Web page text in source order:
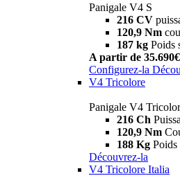
Panigale V4 S
216 CV
120,9 Nm
187 kg Poids
A partir de 35.690€
Configurez-la
V4 Tricolore
Panigale V4
216 Ch
120,9 Nm
188 Kg Poids
Découvrez-la
V4 Tricolore Italia